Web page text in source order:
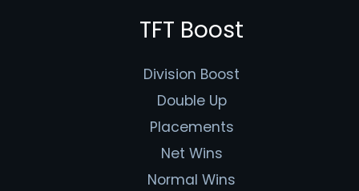
TFT Boost
Division Boost
Double Up
Placements
Net Wins
Normal Wins